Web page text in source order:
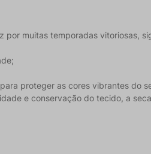
por muitas temporadas vitoriosas,
proteger as cores vibrantes do
e conservação do tecido, a